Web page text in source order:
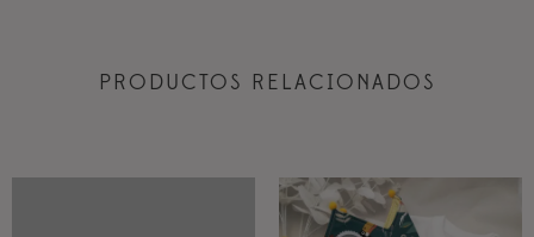
PRODUCTOS RELACIONADOS